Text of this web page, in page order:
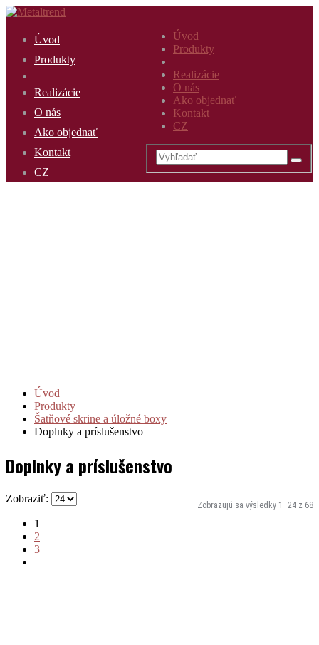
Úvod
Produkty
Realizácie
O nás
Ako objednať
Kontakt
CZ
Úvod
Produkty
Realizácie
O nás
Ako objednať
Kontakt
CZ
Úvod
Produkty
Šatňové skrine a úložné boxy
Doplnky a príslušenstvo
Doplnky a príslušenstvo
Zobrazujú sa výsledky 1–24 z 68
Zobraziť:
1
2
3